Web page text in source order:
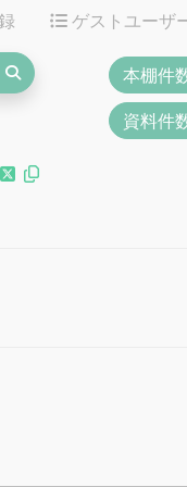
ゲストユーザ
本棚件
資料件